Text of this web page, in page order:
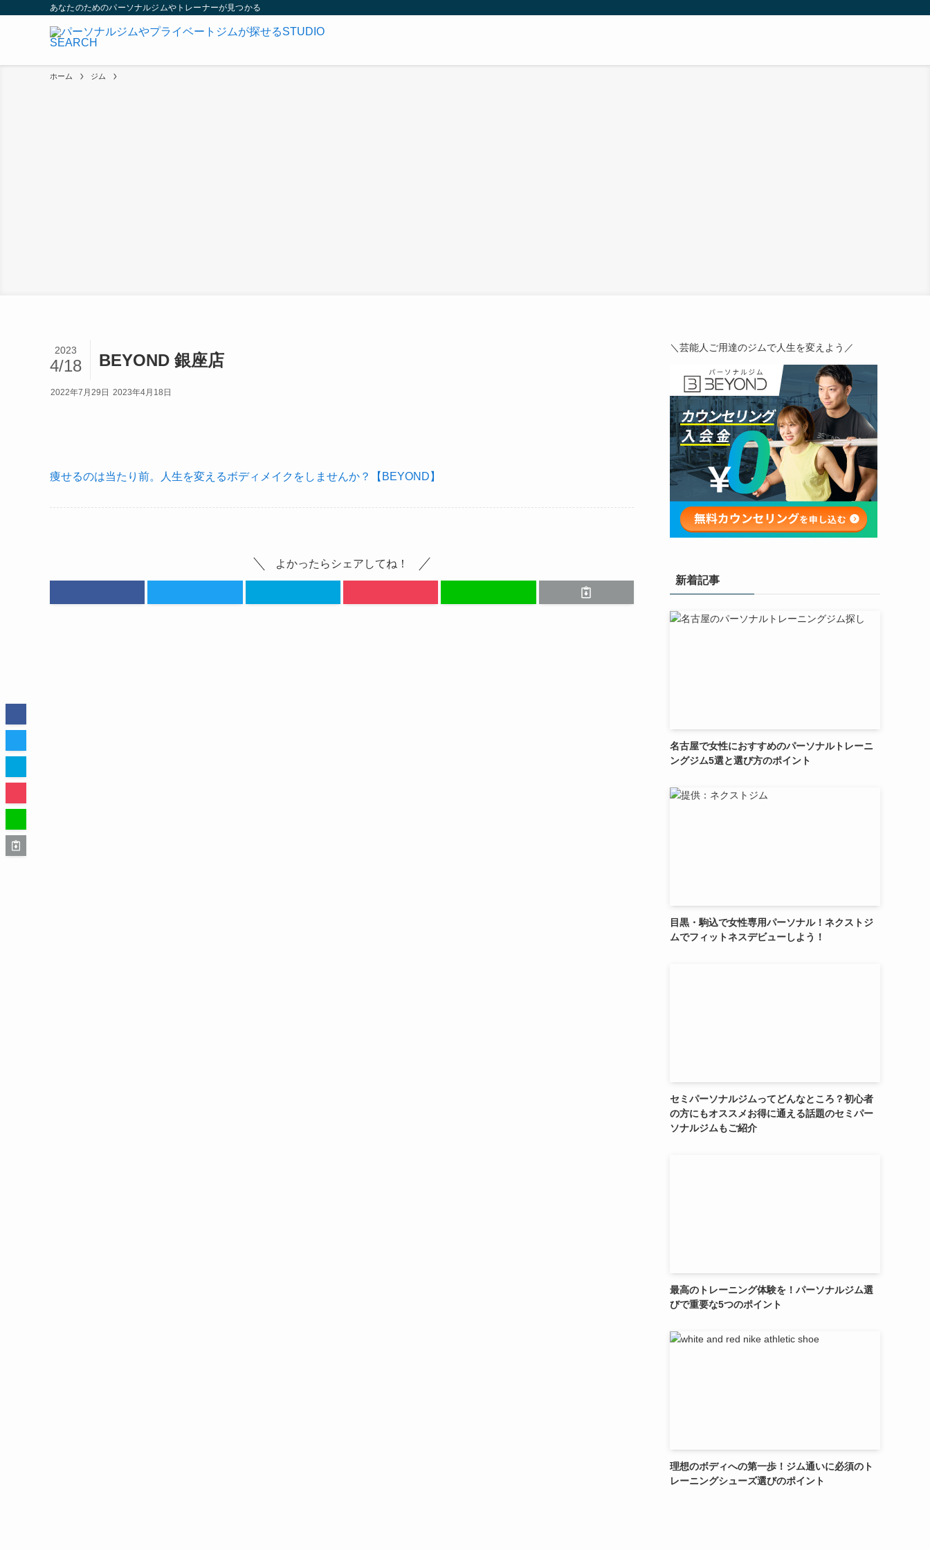
あなたのためのパーソナルジムやトレーナーが見つかる
ホーム ジム
BEYOND 銀座店
2023
4/18
2022年7月29日 2023年4月18日
痩せるのは当たり前。人生を変えるボディメイクをしませんか？【BEYOND】
よかったらシェアしてね！
＼芸能人ご用達のジムで人生を変えよう／
新着記事
名古屋で女性におすすめのパーソナルトレーニ
ングジム5選と選び方のポイント
目黒・駒込で女性専用パーソナル！ネクストジ
ムでフィットネスデビューしよう！
セミパーソナルジムってどんなところ？初心者
の方にもオススメお得に通える話題のセミパー
ソナルジムもご紹介
最高のトレーニング体験を！パーソナルジム選
びで重要な5つのポイント
理想のボディへの第一歩！ジム通いに必須のト
レーニングシューズ選びのポイント